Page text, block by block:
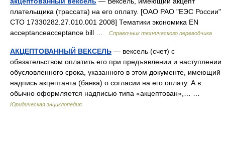
плательщика (трассата) на его оплату. [ОАО РАО "ЕЭС России"
СТО 17330282.27.010.001 2008] Тематики экономика EN
acceptanceacceptance bill …
Справочник технического переводчика
АКЦЕПТОВАННЫЙ ВЕКСЕЛЬ — вексель (счет) с
обязательством оплатить его при предъявлении и наступлении
обусловленного срока, указанного в этом документе, имеющий
надпись акцептанта (банка) о согласии на его оплату. А.в.
обычно оформляется надписью типа «акцептован»,… …
Юридическая энциклопедия